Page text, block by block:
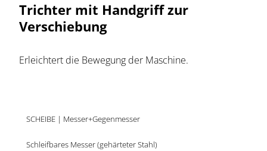
Trichter mit Handgriff zur
Verschiebung
Erleichtert die Bewegung der Maschine.
SCHEIBE | Messer+Gegenmesser
Schleifbares Messer (gehärteter Stahl)